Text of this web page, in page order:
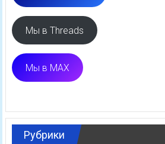
Мы в Threads
Мы в MAX
Рубрики